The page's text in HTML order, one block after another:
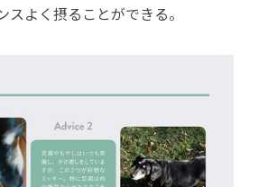
よく摂ることができる。